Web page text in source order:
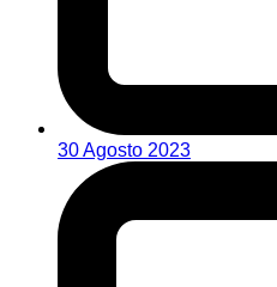
30 Agosto 2023